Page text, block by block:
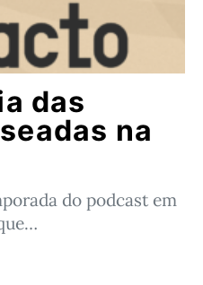
das
na
do podcast em